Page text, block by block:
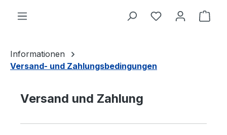
Informationen
Versand- und Zahlungsbedingungen
Versand und Zahlung